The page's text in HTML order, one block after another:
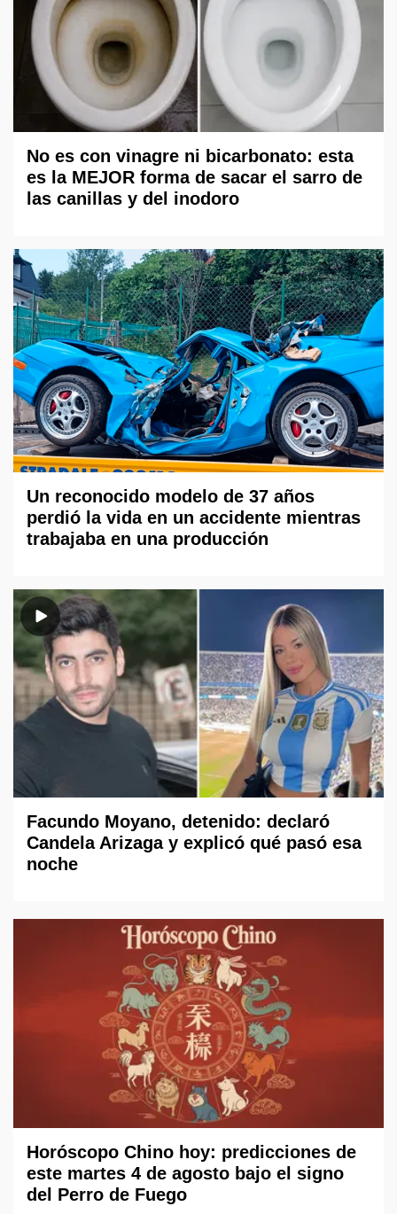
No es con vinagre ni bicarbonato: esta
es la MEJOR forma de sacar el sarro de
las canillas y del inodoro
Un reconocido modelo de 37 años
perdió la vida en un accidente mientras
trabajaba en una producción
Facundo Moyano, detenido: declaró
Candela Arizaga y explicó qué pasó esa
noche
Horóscopo Chino hoy: predicciones de
este martes 4 de agosto bajo el signo
del Perro de Fuego